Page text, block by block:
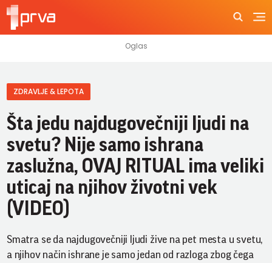
ZDRAVLJE & LEPOTA
Šta jedu najdugovečniji ljudi na
svetu? Nije samo ishrana
zaslužna, OVAJ RITUAL ima veliki
uticaj na njihov životni vek
(VIDEO)
Smatra se da najdugovečniji ljudi žive na pet mesta u svetu,
a njihov način ishrane je samo jedan od razloga zbog čega